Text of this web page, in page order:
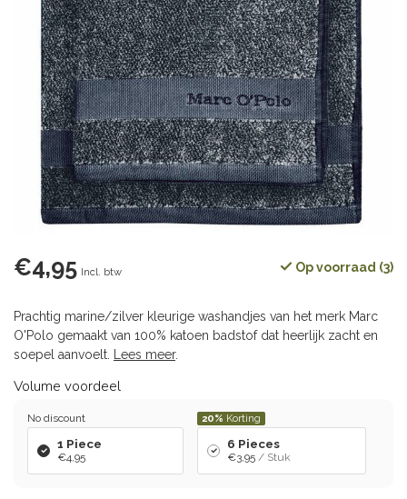
€4,95 Incl. btw Op voorraad (3)
Prachtig marine/zilver kleurige washandjes van het merk Marc
O'Polo gemaakt van 100% katoen badstof dat heerlijk zacht en
soepel aanvoelt.
Lees meer.
Volume voordeel
No discount
1 Piece
€4,95
20% Korting
6 Pieces
€3,95 / Stuk